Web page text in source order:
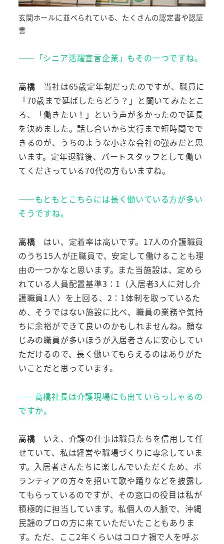
玄関ホールに並べられている、たくさんの認定書や認証
書
――「シニア活躍宣言企業」もその一つですね。
高橋
当社は65歳定年制だったのですが、職員に
「70歳まで延ばしたらどう？」と聞いてみたとこ
ろ、「働きたい！」という声が多かったので延長
を決めました。話し合いから実行まで短時間でで
きるのが、うちのような小さな会社の強みだと思
います。定年退職後、パートスタッフとして働い
てくださっている70代の方もいますね。
――もともとこちらには長く働いている方が多い
そうですね。
高橋
はい、定着率は高いです。17人の介護職員
のうち15人が正職員で、安定して働けることも理
由の一つかなと思います。また当施設は、定めら
れている人員配置基準3：1（入居者3人に対し介
護職員1人）を上回る、2：1体制を取っているた
め、そうではない施設に比べ、職員の業務や気持
ちに余裕ができて良いのかもしれませんね。顔な
じみの職員が多いほうが入居者さんに安心してい
ただけるので、長く働いてもらえるのはありがた
いことだと思っています。
――高橋社長は介護現場にも出ていらっしゃるの
ですか。
高橋
いえ、介護の仕事は職員たちを信用して任
せていて、私は経営や職場づくりに専念していま
す。入居者さんたちに楽しんでいただくため、ボ
ランティアの方々を招いて歌や踊りなどを披露し
てもらっているのですが、その窓口の役目は私が
積極的に担当しています。私個人の人脈で、沖縄
民謡のプロの方に来ていただいたこともありま
す。ただ、ここ2年くらいはコロナ禍で人を呼ぶ